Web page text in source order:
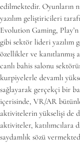
edilmektedir. Oyunların
yazılım geliştiricileri
Evolution Gaming,
gibi sektör lideri
özellikler ve kanıtlanmış
canlı bahis salonu
kurpiyelerle devamlı
sağlayarak gerçekçi bir
içerisinde, VR/AR
aktivitelerin yükselişi de
aktiviteler, katılımcılara
saydamlık sözü